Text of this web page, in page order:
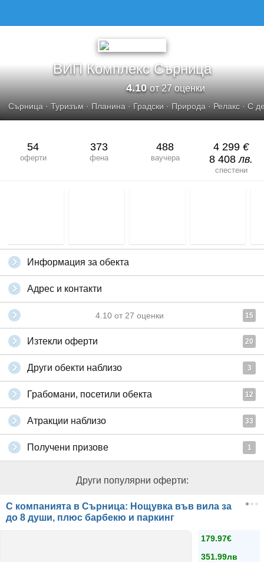
ВИП Комплекс Сърница
4.10от 27 оценки
Сърница · Туризъм · Планина · Градски · Природа · Релакс · С
54
оферти
373
фена
488
ваучера
4 299 €
8 408лв.
спестени
Информация за обекта
Адрес и контакти
4.10 от 27 оценки 15
Изтекли оферти 20
Други обекти наблизо 3
Грабомани, посетили обекта 12
Атракции наблизо 33
Получени призове 1
Други популярни оферти:
С компанията в Сърница: Нощувка във вила за
до 8 души, плюс барбекю и паркинг
179.97€
351.99лв